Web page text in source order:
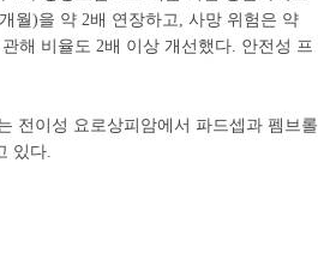
월)을 약 2배 연장하고, 사망 위험은 약
해 비율도 2배 이상 개선했다. 안전성 프
전이성 요로상피암에서 파드셉과 펨브롤
있다.